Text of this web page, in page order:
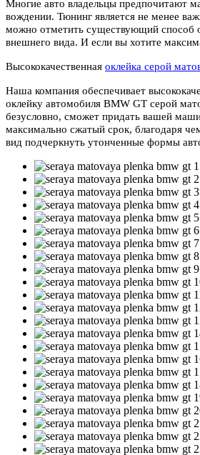
Многие авто владельцы предпочитают
вождении. Тюнинг является не менее
можно отметить существующий способ
внешнего вида. И если вы хотите
Высококачественная оклейка серой
Наша компания обеспечивает
оклейку автомобиля BMW GT серой
безусловно, сможет придать вашей
максимально сжатый срок, благодаря
вид подчеркнуть утонченные формы